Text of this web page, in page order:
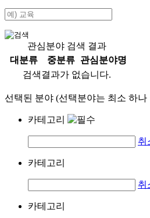
관심분야 검색 결과
대분류
중분류
관심분야명
검색결과가 없습니다.
선택된 분야 (선택분야는 최소 하
카테고리
취
카테고리
취
카테고리